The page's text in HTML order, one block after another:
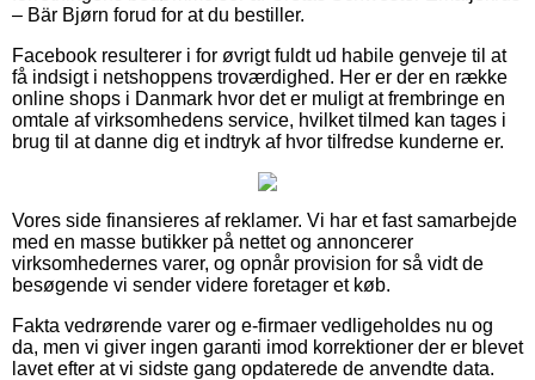
– Bär Bjørn forud for at du bestiller.
Facebook resulterer i for øvrigt fuldt ud habile genveje til at
få indsigt i netshoppens troværdighed. Her er der en række
online shops i Danmark hvor det er muligt at frembringe en
omtale af virksomhedens service, hvilket tilmed kan tages i
brug til at danne dig et indtryk af hvor tilfredse kunderne er.
Vores side finansieres af reklamer. Vi har et fast samarbejde
med en masse butikker på nettet og annoncerer
virksomhedernes varer, og opnår provision for så vidt de
besøgende vi sender videre foretager et køb.
Fakta vedrørende varer og e-firmaer vedligeholdes nu og
da, men vi giver ingen garanti imod korrektioner der er blevet
lavet efter at vi sidste gang opdaterede de anvendte data.